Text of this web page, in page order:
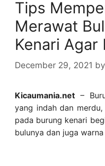
Tips
Merawat
Kenari Agar
December 29, 2021 by
Kicaumania.net –
yang indah dan
pada burung kenari
bulunya dan juga